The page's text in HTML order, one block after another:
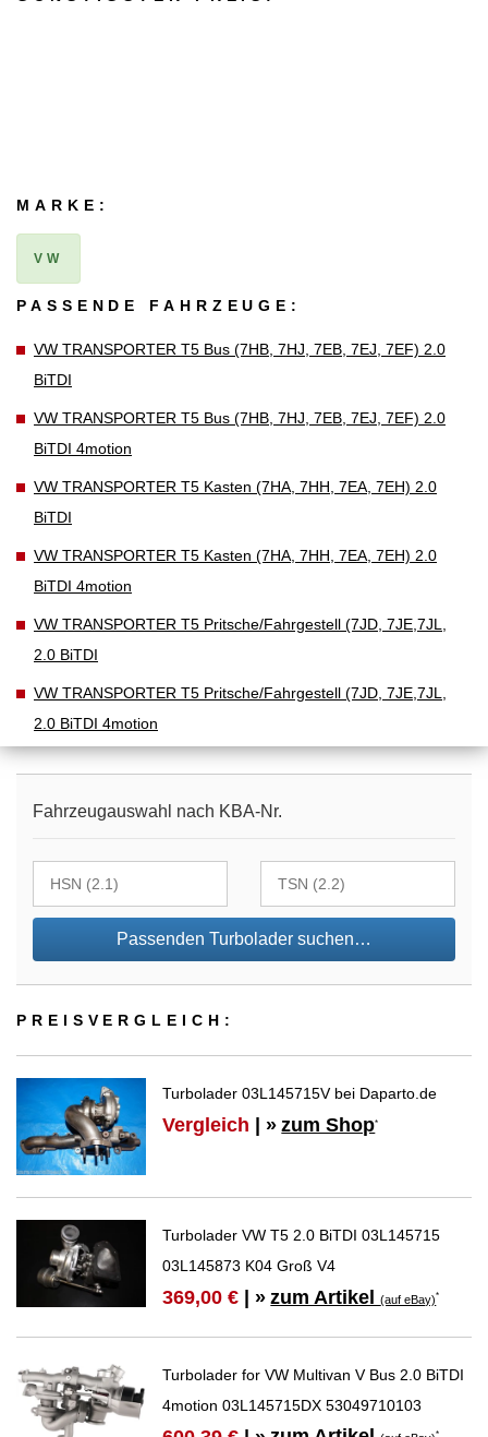
MARKE:
VW
PASSENDE FAHRZEUGE:
VW TRANSPORTER T5 Bus (7HB, 7HJ, 7EB, 7EJ, 7EF) 2.0
BiTDI
VW TRANSPORTER T5 Bus (7HB, 7HJ, 7EB, 7EJ, 7EF) 2.0
BiTDI 4motion
VW TRANSPORTER T5 Kasten (7HA, 7HH, 7EA, 7EH) 2.0
BiTDI
VW TRANSPORTER T5 Kasten (7HA, 7HH, 7EA, 7EH) 2.0
BiTDI 4motion
VW TRANSPORTER T5 Pritsche/Fahrgestell (7JD, 7JE,7JL,
2.0 BiTDI
VW TRANSPORTER T5 Pritsche/Fahrgestell (7JD, 7JE,7JL,
2.0 BiTDI 4motion
Fahrzeugauswahl nach KBA-Nr.
Passenden Turbolader suchen…
PREIS­VER­GLEICH:
Turbolader 03L145715V bei Daparto.de
Vergleich | » zum Shop*
Turbolader VW T5 2.0 BiTDI 03L145715
03L145873 K04 Groß V4
369,00 € | » zum Artikel(auf eBay)*
Turbolader for VW Multivan V Bus 2.0 BiTDI
4motion 03L145715DX 53049710103
*